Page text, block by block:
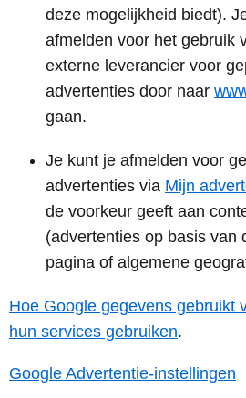
deze mogelijkheid biedt).
afmelden voor het gebruik
externe leverancier voor
advertenties door naar
gaan.
Je kunt je afmelden voor
advertenties via Mijn
de voorkeur geeft aan
(advertenties op basis van
pagina of algemene
Hoe Google gegevens gebruikt
hun services gebruiken.
Google Advertentie-instellingen